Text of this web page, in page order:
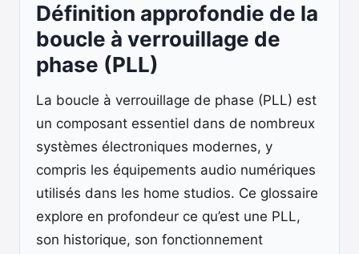
Définition approfondie de la
boucle à verrouillage de
phase (PLL)
La boucle à verrouillage de phase (PLL) est
un composant essentiel dans de nombreux
systèmes électroniques modernes, y
compris les équipements audio numériques
utilisés dans les home studios. Ce glossaire
explore en profondeur ce qu’est une PLL,
son historique, son fonctionnement